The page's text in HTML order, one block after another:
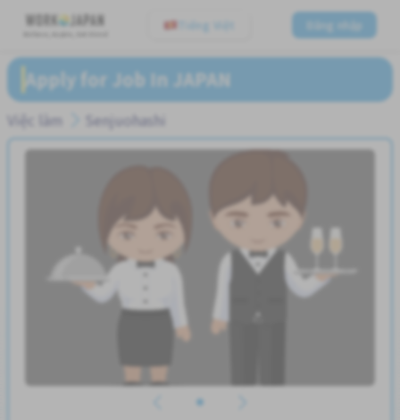
Tiếng Việt Đăng nhập
Apply for Job In JAPAN
Việc làm Senjuohashi